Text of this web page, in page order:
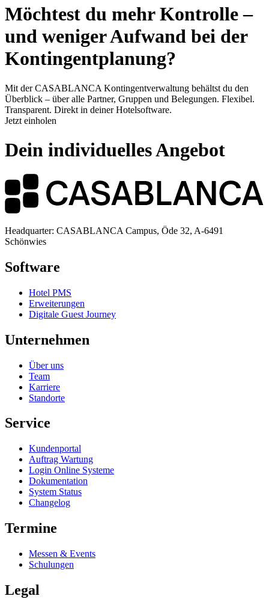
Möchtest du mehr Kontrolle –
und weniger Aufwand bei der
Kontingentplanung?
Mit der CASABLANCA Kontingentverwaltung behältst du den
Überblick – über alle Partner, Gruppen und Belegungen. Flexibel.
Transparent. Direkt in deiner Hotelsoftware.
Jetzt einholen
Dein individuelles Angebot
Headquarter: CASABLANCA Campus, Öde 32, A-6491
Schönwies
Software
Hotel PMS
Erweiterungen
Digitale Guest Journey
Unternehmen
Über uns
Team
Karriere
Standorte
Service
Kundenportal
Auftrag Wartung
Login Online Systeme
Dokumentation
System Status
Changelog
Termine
Messen & Events
Schulungen
Legal